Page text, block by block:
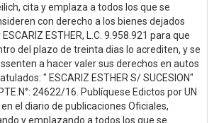
cita y emplaza a todos los que se
con derecho a los bienes dejados
ESTHER, L.C. 9.958.921 para que
del plazo de treinta dias lo acrediten, y se
a hacer valer sus derechos en autos
" ESCARIZ ESTHER S/ SUCESION"
24622/16. Publíquese Edictos por UN
el diario de publicaciones Oficiales,
y emplazando a todos los que se